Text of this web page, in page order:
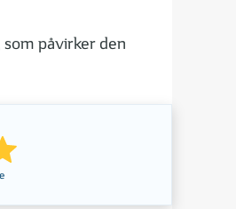
som påvirker den